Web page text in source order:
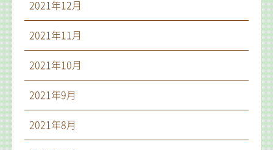
2021年12月
2021年11月
2021年10月
2021年9月
2021年8月